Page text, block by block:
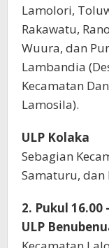
Lamolori,
Rakawatu,
Wuura, dan
Lambandia
Kecamatan
Lamosila).
ULP Kolaka
Sebagian
Samaturu, dan
2. Pukul 16.00
ULP